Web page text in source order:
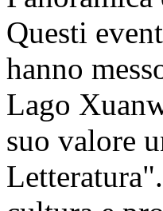
Questi
hanno
Lago
suo valore